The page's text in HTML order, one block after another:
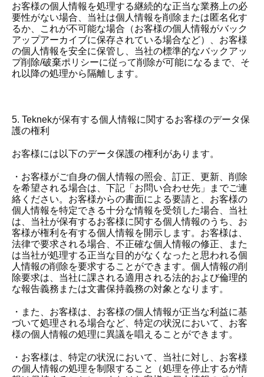
お客様の個人情報を処理する継続的な正当な業務上の必
要性がない場合、当社は個人情報を削除または匿名化す
るか、これが不可能な場合（お客様の個人情報がバック
アップアーカイブに保存されている場合など）、お客様
の個人情報を安全に保管し、当社の標準的なバックアッ
プ削除/破棄ポリシーに従って削除が可能になるまで、そ
れ以降の処理から隔離します。
5. Teknekが保有する個人情報に関するお客様のデータ保
護の権利
お客様には以下のデータ保護の権利があります。
・お客様がご自身の個人情報の照会、訂正、更新、削除
を希望される場合は、下記「お問い合わせ先」までご連
絡ください。お客様からの書面による要請と、お客様の
個人情報を特定できる十分な情報を受領した場合、当社
は、当社が保有するお客様に関する個人情報のうち、お
客様が権利を有する個人情報を開示します。お客様は、
法律で要求される場合、不正確な個人情報の修正、また
は当社が処理する正当な目的がなくなったと思われる個
人情報の削除を要求することができます。個人情報の削
除要求は、当社に課される適用される法的および倫理的
な報告義務または文書保持義務の対象となります。
・また、お客様は、お客様の個人情報が正当な利益に基
づいて処理される場合など、特定の状況において、お客
様の個人情報の処理に異議を唱えることができます。
・お客様は、特定の状況において、当社に対し、お客様
の個人情報の処理を制限すること（処理を停止するが情